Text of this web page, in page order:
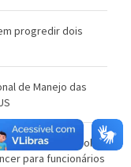
progredir dois
de Manejo das
informações sobre
para funcionários